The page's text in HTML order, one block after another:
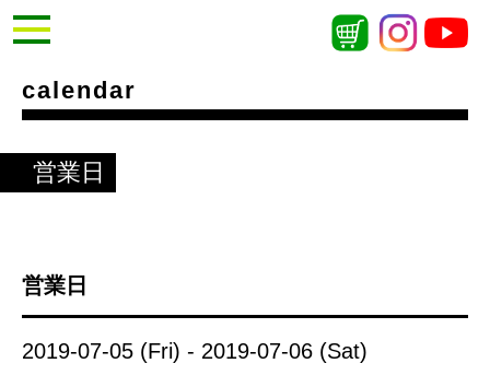
calendar
営業日
営業日
2019-07-05 (Fri) - 2019-07-06 (Sat)